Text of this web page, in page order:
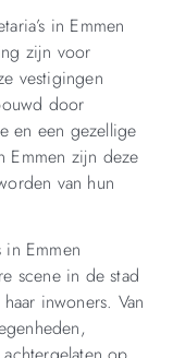
in Emmen
zijn voor
vestigingen
door
en een gezellige
Emmen zijn deze
van hun
in Emmen
scene in de stad
inwoners. Van